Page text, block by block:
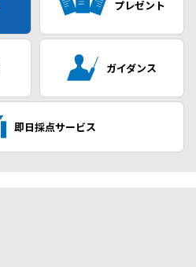
プレゼント
ガイダンス
即日採点サービス